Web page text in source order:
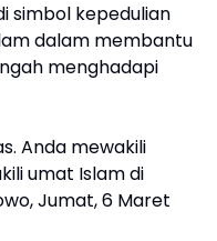
simbol kepedulian
dalam membantu
menghadapi
Anda mewakili
umat Islam di
Jumat, 6 Maret